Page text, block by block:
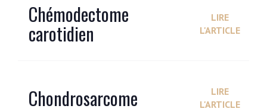
Chémodectome
carotidien
LIRE
L'ARTICLE
Chondrosarcome
LIRE
L'ARTICLE